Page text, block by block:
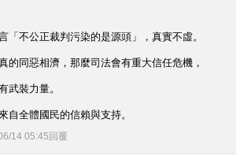
「不公正裁判污染的是源頭」，真實不虛。
的同惡相濟，那麼司法會有重大信任危機，
武裝力量。
自全體國民的信賴與支持。
/14 05:45 回覆